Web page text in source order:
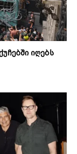
იღებს